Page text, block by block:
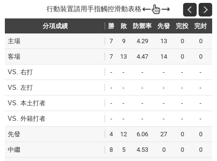
勝 敗 防禦率 先發 完投 完封
分項成績 勝 敗 防禦率 先發 完投 完封
主場 7 9 4.29 13 0 0
客場 7 13 4.47 14 0 0
VS. 右打 - - - - - -
VS. 左打 - - - - - -
VS. 本土打者 - - - - - -
VS. 外籍打者 - - - - - -
先發 4 12 6.06 27 0 0
中繼 8 5 4.53 0 0 0